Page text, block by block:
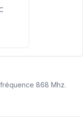
868 Mhz.